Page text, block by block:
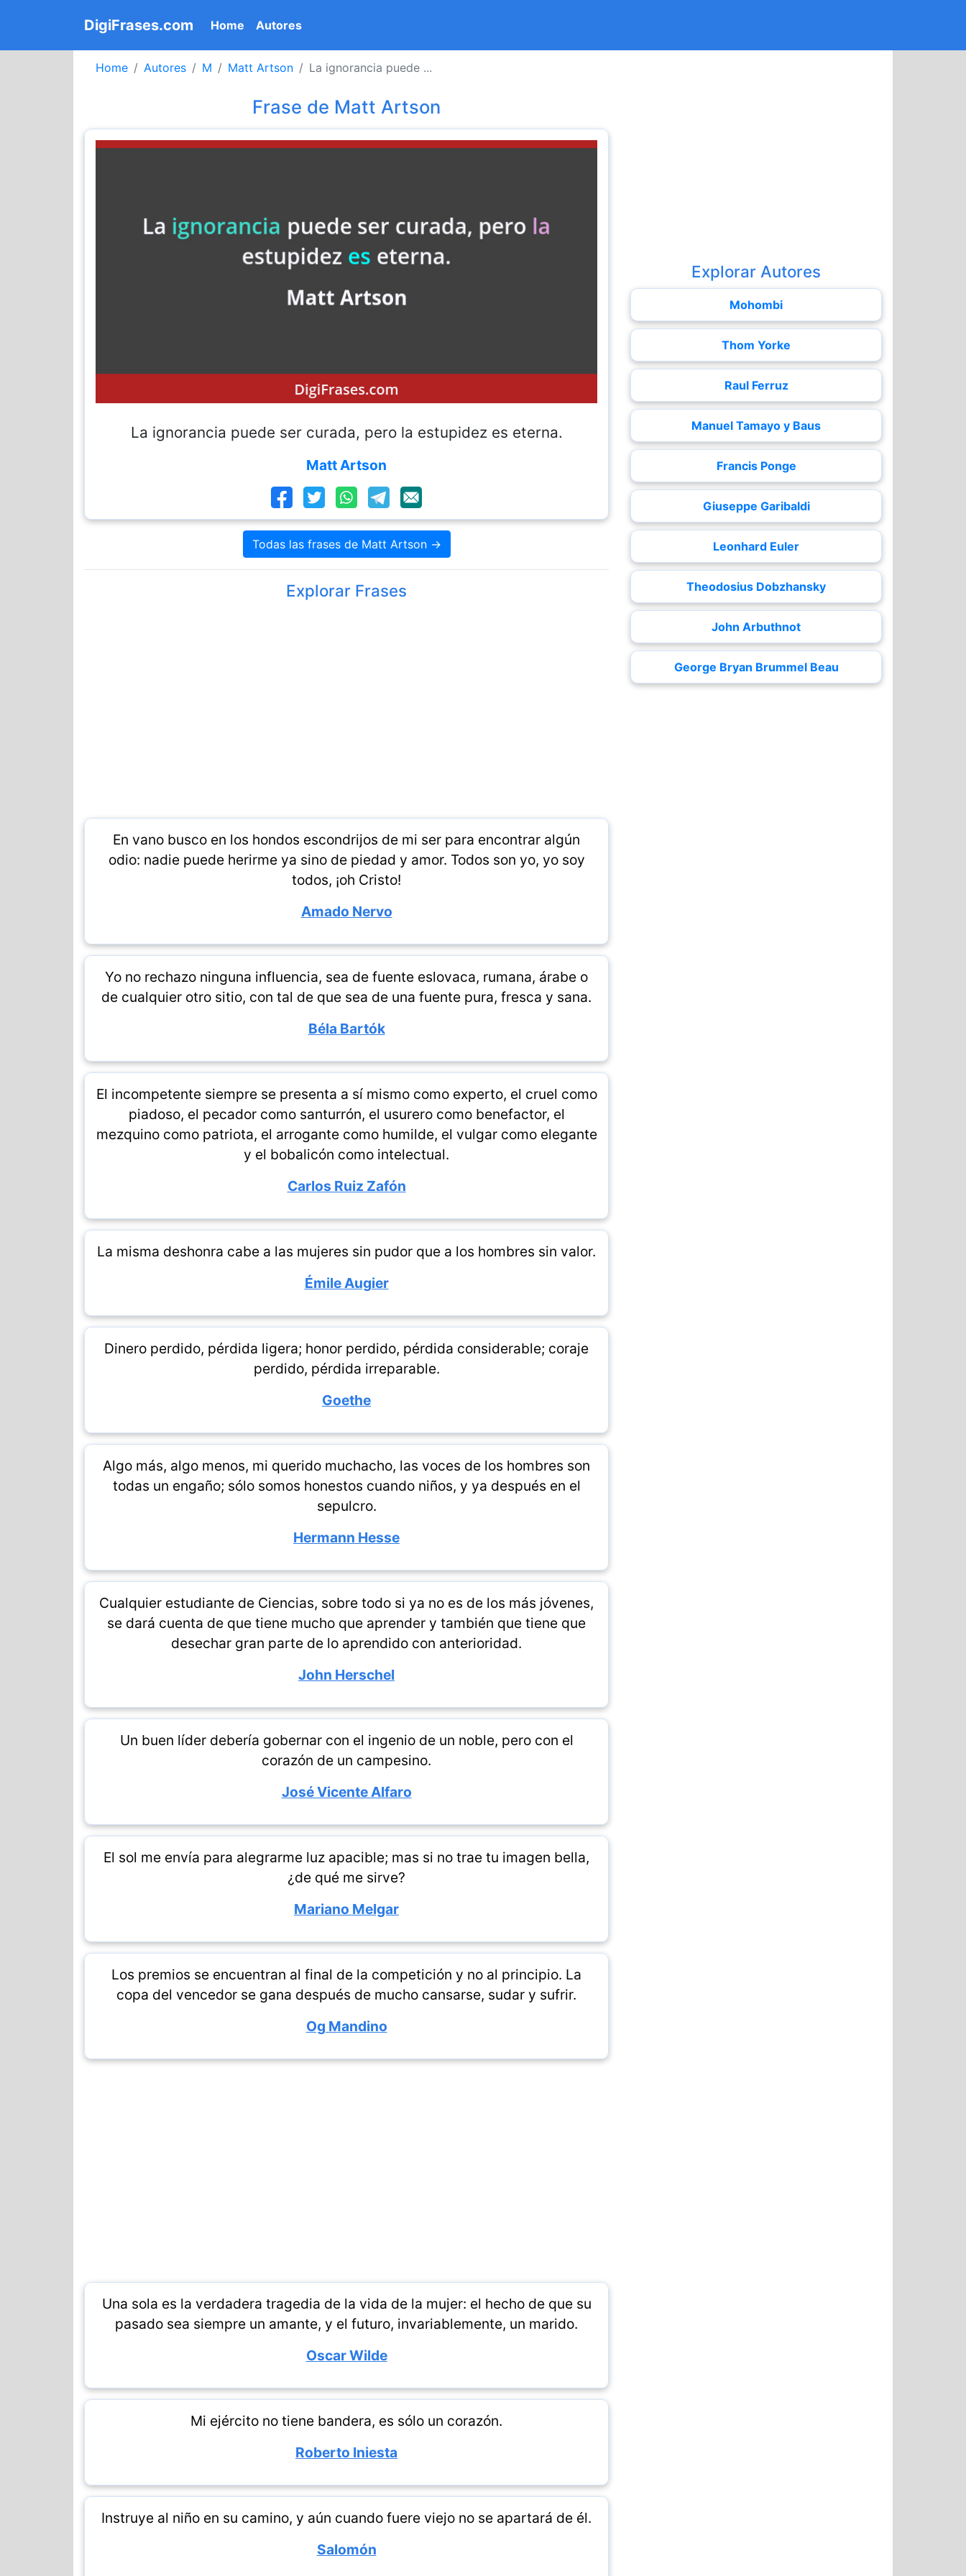
DigiFrases.com Home (current)
Autores
Home Autores M Matt Artson La ignorancia puede ...
Frase de Matt Artson
La ignorancia puede ser curada, pero la estupidez es eterna.
Matt Artson
Todas las frases de Matt Artson →
Explorar Frases
En vano busco en los hondos escondrijos de mi ser para encontrar algún
odio: nadie puede herirme ya sino de piedad y amor. Todos son yo, yo soy
todos, ¡oh Cristo!
Amado Nervo
Yo no rechazo ninguna influencia, sea de fuente eslovaca, rumana, árabe o
de cualquier otro sitio, con tal de que sea de una fuente pura, fresca y sana.
Béla Bartók
El incompetente siempre se presenta a sí mismo como experto, el cruel como
piadoso, el pecador como santurrón, el usurero como benefactor, el
mezquino como patriota, el arrogante como humilde, el vulgar como elegante
y el bobalicón como intelectual.
Carlos Ruiz Zafón
La misma deshonra cabe a las mujeres sin pudor que a los hombres sin valor.
Émile Augier
Dinero perdido, pérdida ligera; honor perdido, pérdida considerable; coraje
perdido, pérdida irreparable.
Goethe
Algo más, algo menos, mi querido muchacho, las voces de los hombres son
todas un engaño; sólo somos honestos cuando niños, y ya después en el
sepulcro.
Hermann Hesse
Cualquier estudiante de Ciencias, sobre todo si ya no es de los más jóvenes,
se dará cuenta de que tiene mucho que aprender y también que tiene que
desechar gran parte de lo aprendido con anterioridad.
John Herschel
Un buen líder debería gobernar con el ingenio de un noble, pero con el
corazón de un campesino.
José Vicente Alfaro
El sol me envía para alegrarme luz apacible; mas si no trae tu imagen bella,
¿de qué me sirve?
Mariano Melgar
Los premios se encuentran al final de la competición y no al principio. La
copa del vencedor se gana después de mucho cansarse, sudar y sufrir.
Og Mandino
Una sola es la verdadera tragedia de la vida de la mujer: el hecho de que su
pasado sea siempre un amante, y el futuro, invariablemente, un marido.
Oscar Wilde
Mi ejército no tiene bandera, es sólo un corazón.
Roberto Iniesta
Instruye al niño en su camino, y aún cuando fuere viejo no se apartará de él.
Salomón
Explorar Autores
Mohombi
Thom Yorke
Raul Ferruz
Manuel Tamayo y Baus
Francis Ponge
Giuseppe Garibaldi
Leonhard Euler
Theodosius Dobzhansky
John Arbuthnot
George Bryan Brummel Beau